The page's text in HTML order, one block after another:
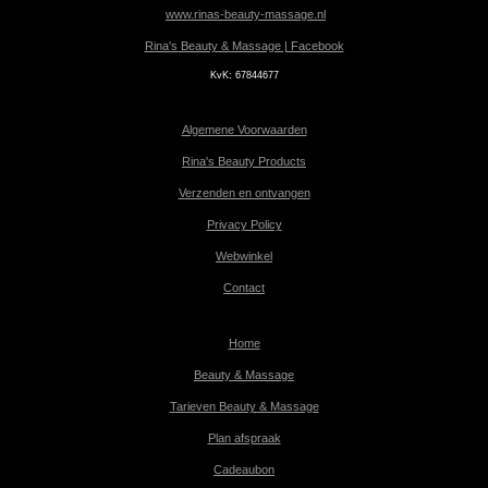
www.rinas-beauty-massage.nl
Rina's Beauty & Massage | Facebook
KvK: 67844677
Algemene Voorwaarden
Rina's Beauty Products
Verzenden en ontvangen
Privacy Policy
Webwinkel
Contact
Home
Beauty & Massage
Tarieven Beauty & Massage
Plan afspraak
Cadeaubon